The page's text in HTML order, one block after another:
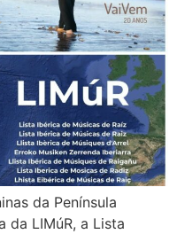
da Península
da LIMúR, a Lista